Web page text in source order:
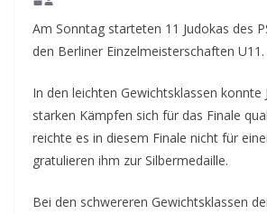
Am Sonntag starteten 11 Judokas des
den Berliner Einzelmeisterschaften U11.
In den leichten Gewichtsklassen konnte
starken Kämpfen sich für das Finale
reichte es in diesem Finale nicht für
gratulieren ihm zur Silbermedaille.
Bei den schwereren Gewichtsklassen